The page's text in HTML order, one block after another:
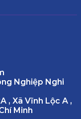
Nghiệp Nghi
, Xã Vĩnh Lộc A ,
Minh